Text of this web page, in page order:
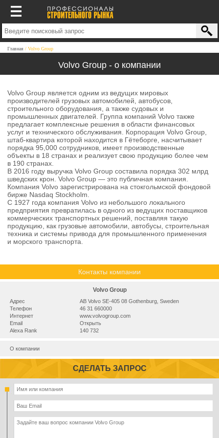
Главная Volvo Group
Volvo Group - о компании
Volvo Group является одним из ведущих мировых
производителей грузовых автомобилей, автобусов,
строительного оборудования, а также судовых и
промышленных двигателей. Группа компаний Volvo также
предлагает комплексные решения в области финансовых
услуг и технического обслуживания. Корпорация Volvo Group,
штаб-квартира которой находится в Гётеборге, насчитывает
порядка 95,000 сотрудников, имеет производственные
объекты в 18 странах и реализует свою продукцию более чем
в 190 странах.
В 2016 году выручка Volvo Group составила порядка 302 млрд
шведских крон. Volvo Group — это публичная компания.
Компания Volvo зарегистрирована на стокгольмской фондовой
бирже Nasdaq Stockholm.
С 1927 года компания Volvo из небольшого локального
предприятия превратилась в одного из ведущих поставщиков
коммерческих транспортных решений, поставляя такую
продукцию, как грузовые автомобили, автобусы, строительная
техника и системы привода для промышленного применения
и морского транспорта.
Контакты компании
Volvo Group
Адрес
AB Volvo SE-405 08 Gothenburg, Sweden
Телефон
46 31 660000
Интернет
www.volvogroup.com
Email
Открыть
Alexa Rank
140 732
О компании
СДЕЛАТЬ ЗАПРОС